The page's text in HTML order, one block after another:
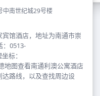
中南世纪城29号楼
馆酒店，地址为南通市崇
：0513-
标：
地图查看南通利澳公寓酒店
达路线，以及查找周边设